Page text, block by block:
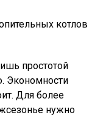
простотой
Экономности
Для более
нужно